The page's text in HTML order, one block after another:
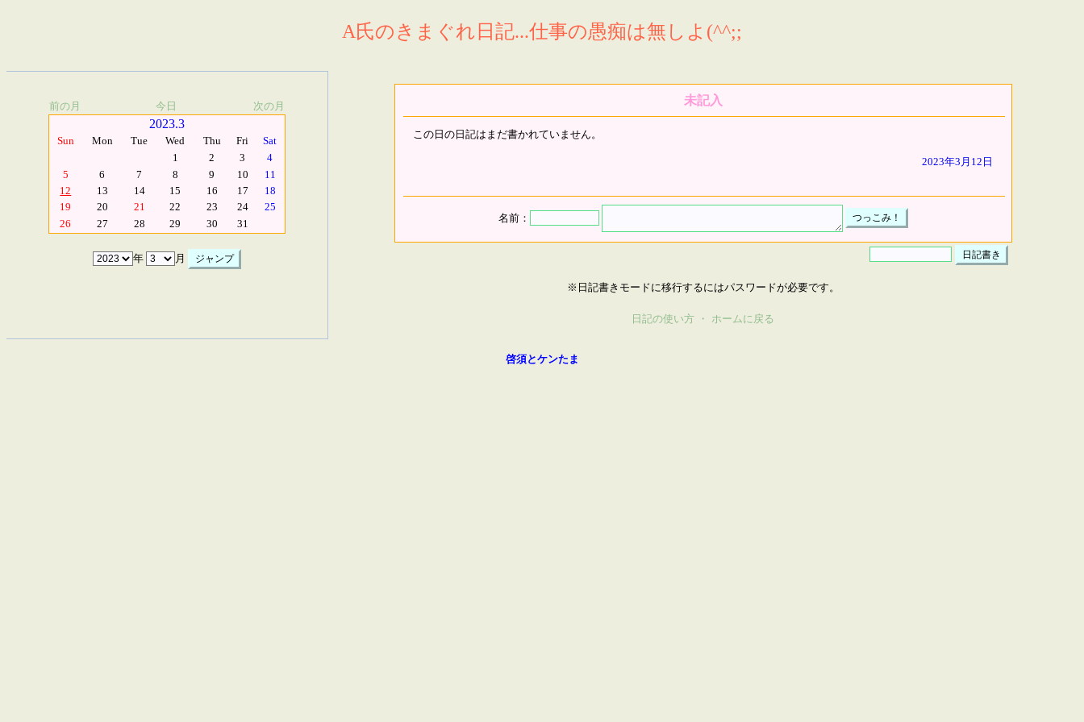
A氏のきまぐれ日記...仕事の愚痴は無しよ(^^;;
前の月 今日 次の月
2023.3
Sun Mon Tue Wed Thu Fri
Sat
1
2 3
4
5
6 7 8 9 10
11
12
13 14 15 16 17
18
19
20 21 22 23 24
25
26
27 28 29 30 31
年 月
未記入
この日の日記はまだ書かれていません。
2023年3月12日
名前：
※日記書きモードに移行するにはパスワードが必要です。
日記の使い方 ・ ホームに戻る
啓須とケンたま